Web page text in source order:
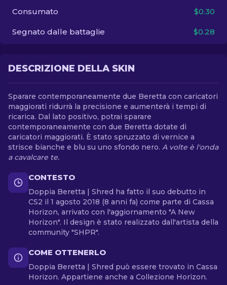
Consumato $0.30
Segnato dalle battaglie $0.28
DESCRIZIONE DELLA SKIN
Sparare contemporaneamente due Beretta con caricatori
maggiorati ridurrà la precisione e aumenterà i tempi di
ricarica. Dal lato positivo, potrai sparare
contemporaneamente con due Beretta dotate di
caricatori maggiorati. È stato spruzzato di vernice a
strisce bianche e blu su uno sfondo nero. A volte è l'onda
a cavalcare te.
CONTESTO
Doppia Beretta | Shred ha fatto il suo debutto in
CS2 il 1 agosto 2018 (8 anni fa) come parte di Cassa
Horizon, arrivato con l'aggiornamento "A New
Horizon". Il design è stato realizzato dall'artista della
community "SHPR".
COME OTTENERLO
Doppia Beretta | Shred può essere trovato in Cassa
Horizon. Appartiene anche a Collezione Horizon.